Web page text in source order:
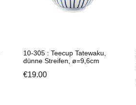
10-305 : Teecup Tatewaku,
dünne Streifen, ø=9,6cm
€19.00